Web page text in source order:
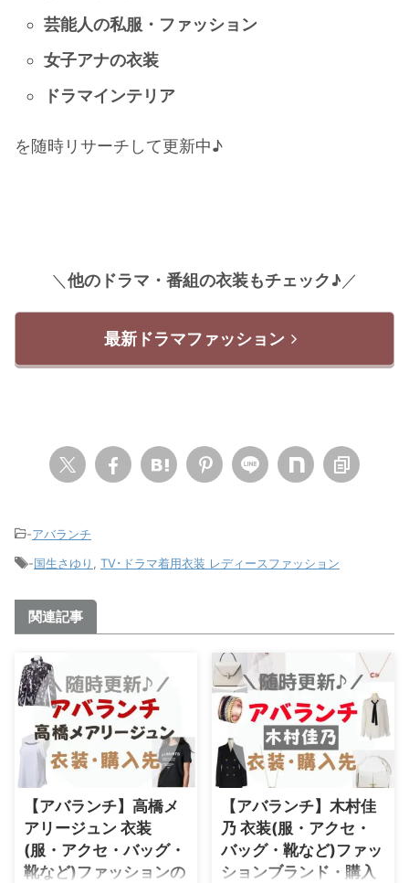
芸能人の私服・ファッション
女子アナの衣装
ドラマインテリア
を随時リサーチして更新中♪
＼ 他のドラマ・番組の衣装もチェック♪ ／
最新ドラマファッション
-アバランチ
-国生さゆり TV･ドラマ着用衣装 レディースファッション
関連記事
【アバランチ】高橋メ
アリージュン 衣装
(服・アクセ・バッグ・
靴など)ファッションの
【アバランチ】木村佳
乃 衣装(服・アクセ・
バッグ・靴など)ファッ
ションブランド・購入